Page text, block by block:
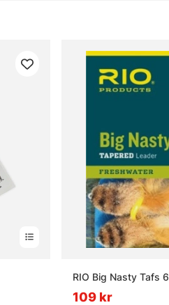
RIO Big Nasty Tafs
109 kr